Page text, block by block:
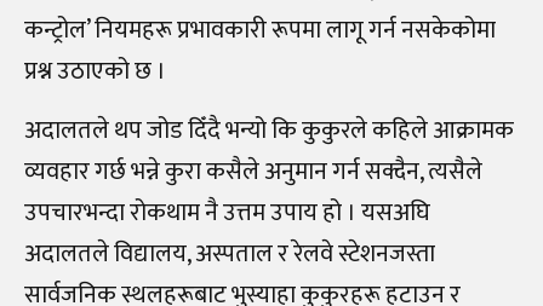
कन्ट्रोल’ नियमहरू प्रभावकारी रूपमा लागू गर्न नसकेकोमा
प्रश्न उठाएको छ ।
अदालतले थप जोड दिँदै भन्यो कि कुकुरले कहिले आक्रामक
व्यवहार गर्छ भन्ने कुरा कसैले अनुमान गर्न सक्दैन, त्यसैले
उपचारभन्दा रोकथाम नै उत्तम उपाय हो । यसअघि
अदालतले विद्यालय, अस्पताल र रेलवे स्टेशनजस्ता
सार्वजनिक स्थलहरूबाट भुस्याहा कुकुरहरू हटाउन र